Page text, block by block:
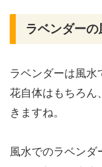
ラベンダー
ラベンダーは風水
花自体はもちろん
きますね。
風水でのラベンダ